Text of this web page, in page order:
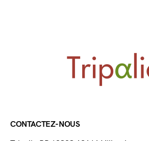
CONTACTEZ-NOUS